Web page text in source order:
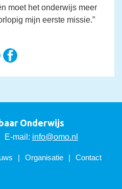
moet het onderwijs meer
mijn eerste missie.”
deze pagina via Twitter
Deel deze pagina via
Onderwijs
E-mail: info@omo.nl
Organisatie Contact